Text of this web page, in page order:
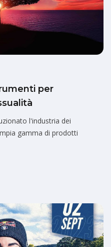
per
l'industria dei
gamma di prodotti